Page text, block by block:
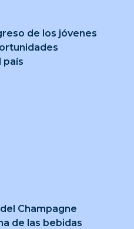
de los jóvenes
país
Champagne
de las bebidas